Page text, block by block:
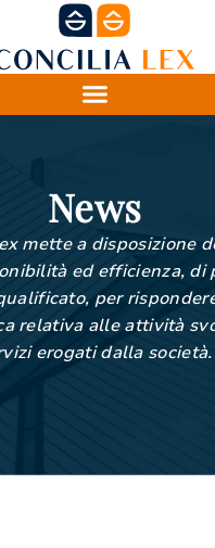
News
mette a disposizione
ed efficienza, di
per
relativa alle attività
erogati dalla società.